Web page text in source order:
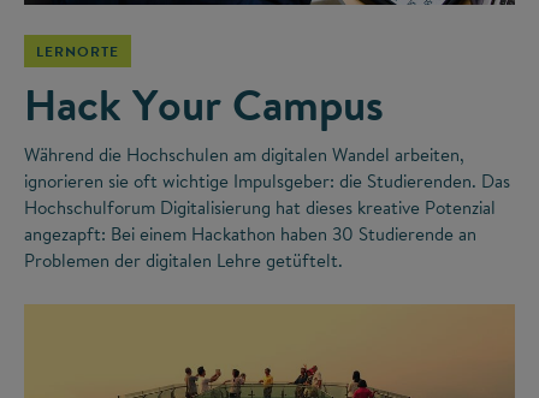
LERNORTE
Hack Your Campus
Während die Hochschulen am digitalen Wandel arbeiten,
ignorieren sie oft wichtige Impulsgeber: die Studierenden. Das
Hochschulforum Digitalisierung hat dieses kreative Potenzial
angezapft: Bei einem Hackathon haben 30 Studierende an
Problemen der digitalen Lehre getüftelt.